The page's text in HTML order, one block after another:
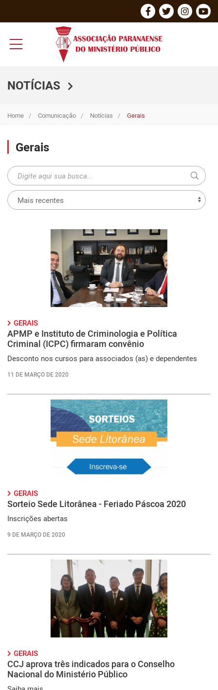
NOTÍCIAS
Home Comunicação Notícias Gerais
Gerais
GERAIS
APMP e Instituto de Criminologia e Política
Criminal (ICPC) firmaram convênio
Desconto nos cursos para associados (as) e dependentes
11 DE MARÇO DE 2020
GERAIS
Sorteio Sede Litorânea - Feriado Páscoa 2020
Inscrições abertas
9 DE MARÇO DE 2020
GERAIS
CCJ aprova três indicados para o Conselho
Nacional do Ministério Público